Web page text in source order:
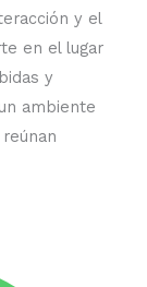
y el
en el lugar
y
ambiente